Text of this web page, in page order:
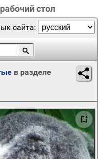
стол
сайта:
в разделе